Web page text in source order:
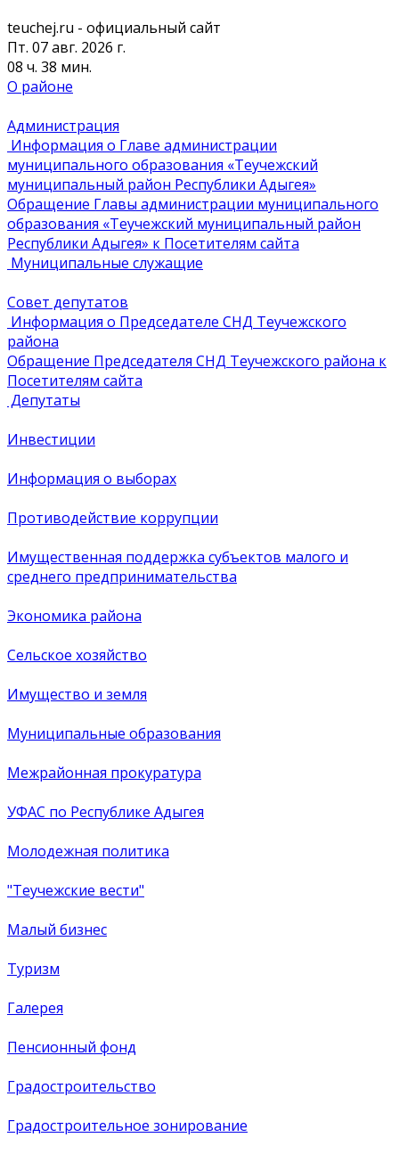
teuchej.ru - официальный сайт
Пт. 07 авг. 2026 г.
08 ч. 38 мин.
О районе
Администрация
Информация о Главе администрации
муниципального образования «Теучежский
муниципальный район Республики Адыгея»
Обращение Главы администрации муниципального
образования «Теучежский муниципальный район
Республики Адыгея» к Посетителям сайта
Муниципальные служащие
Совет депутатов
Информация о Председателе СНД Теучежского
района
Обращение Председателя СНД Теучежского района к
Посетителям сайта
Депутаты
Инвестиции
Информация о выборах
Противодействие коррупции
Имущественная поддержка субъектов малого и
среднего предпринимательства
Экономика района
Сельское хозяйство
Имущество и земля
Муниципальные образования
Межрайонная прокуратура
УФАС по Республике Адыгея
Молодежная политика
"Теучежские вести"
Малый бизнес
Туризм
Галерея
Пенсионный фонд
Градостроительство
Градостроительное зонирование